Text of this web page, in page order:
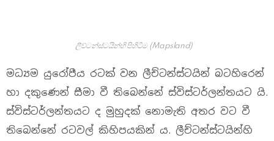
ලීච්ටන්ස්ටයින්හි පිහිටීම (Mapsland)
මධ්‍යම යුරෝපීය රටක් වන ලීච්ටන්ස්ටයින් බටහිරෙන්
හා දකුණෙන් සීමා වී තිබෙන්නේ ස්විස්ටර්ලන්තයට යි.
ස්විස්ටර්ලන්තයට ද මුහුදක් නොමැති අතර වට වී
තිබෙන්නේ රටවල් කිහිපයකින් ය. ලීච්ටන්ස්ටයින්හි